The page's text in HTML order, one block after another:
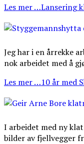
Les mer …Lansering
Jeg har i en årrekke
nok arbeidet med å
Les mer …10 år med
I arbeidet med ny
bilder av fjellvegger